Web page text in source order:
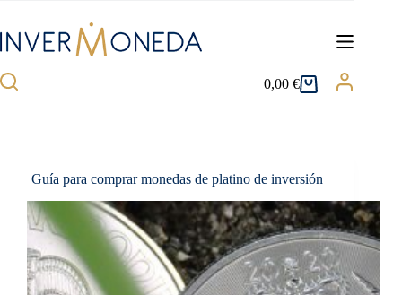
contenido
Carro
0,00€
Guía para comprar monedas de platino de inversión